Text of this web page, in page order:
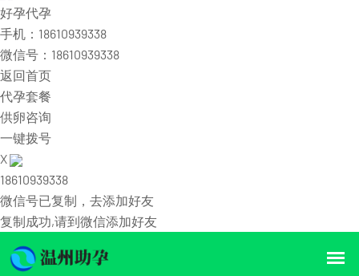
好孕代孕
手机：18610939338
微信号：18610939338
返回首页
代孕套餐
供卵咨询
一键拨号
X
18610939338
微信号已复制，去添加好友
复制成功,请到微信添加好友